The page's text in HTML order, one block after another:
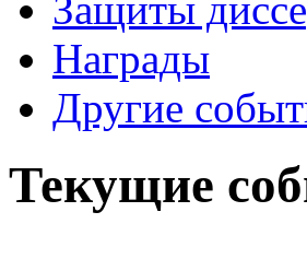
Награды
Другие
Текущие